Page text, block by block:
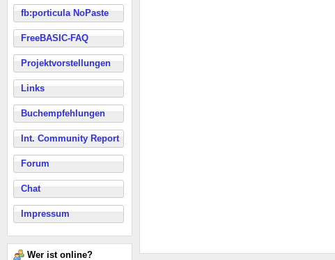
fb:porticula NoPaste
FreeBASIC-FAQ
Projektvorstellungen
Links
Buchempfehlungen
Int. Community Report
Forum
Chat
Impressum
Wer ist online?